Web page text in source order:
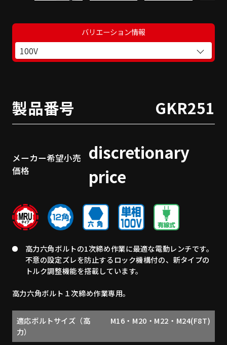
バリエーション情報
100V
製品番号 GKR251
メーカー希望小売
価格
discretionary
price
高力六角ボルトの1次締め作業に最適な電動レンチです。
不意の設定ズレを防止するロック機構付の、新タイプの
トルク調整機能を搭載しています。
高力六角ボルト１次締め作業専用。
適応ボルトサイズ（高
力）
M16・M20・M22・M24(F8T)